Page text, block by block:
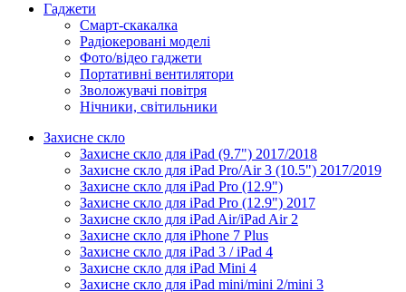
Гаджети
Смарт-скакалка
Радіокеровані моделі
Фото/відео гаджети
Портативні вентилятори
Зволожувачі повітря
Нічники, світильники
Захисне скло
Захисне скло для iPad (9.7") 2017/2018
Захисне скло для iPad Pro/Air 3 (10.5") 2017/2019
Захисне скло для iPad Pro (12.9")
Захисне скло для iPad Pro (12.9") 2017
Захисне скло для iPad Air/iPad Air 2
Захисне скло для iPhone 7 Plus
Захисне скло для iPad 3 / iPad 4
Захисне скло для iPad Mini 4
Захисне скло для iPad mini/mini 2/mini 3